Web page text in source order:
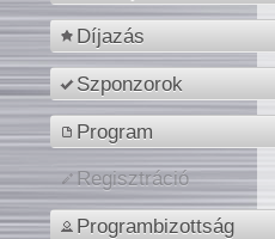
Díjazás
Szponzorok
Program
Regisztráció
Programbizottság